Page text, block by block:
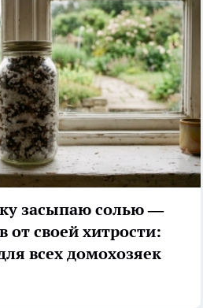
засыпаю солью —
от своей хитрости:
всех домохозяек